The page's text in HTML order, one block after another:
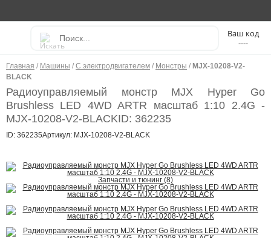
----
Главная / Машины / С электродвигателем / Монстры / MJX-10208-V2-
BLACK
Радиоуправляемый монстр MJX Hyper Go
Brushless LED 4WD ARTR масштаб 1:10 2.4G -
MJX-10208-V2-BLACKID: 362235
ID: 362235Артикул: MJX-10208-V2-BLACK
Запчасти и тюнинг (8)